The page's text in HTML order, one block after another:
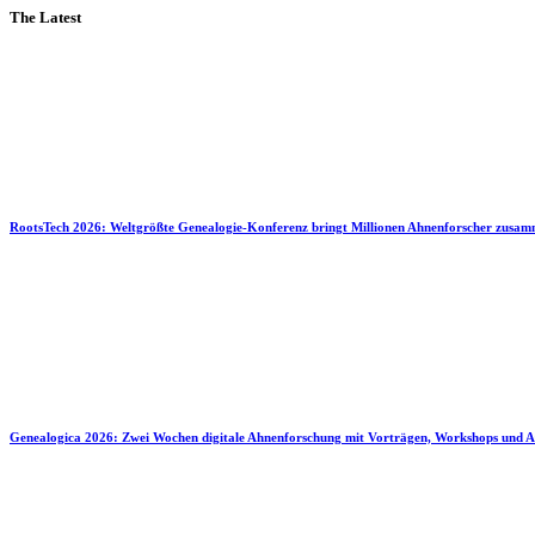
The Latest
RootsTech 2026: Weltgrößte Genealogie-Konferenz bringt Millionen Ahnenforscher
Genealogica 2026: Zwei Wochen digitale Ahnenforschung mit Vorträgen, Workshops und